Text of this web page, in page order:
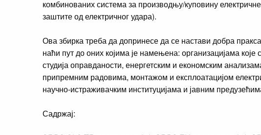
комбинованих система за производњу/куповину
заштите од електричног удара).
Ова збирка треба да допринесе да се настави добра
наћи пут до оних којима је намењена: организацијама
студија оправданости, енергетским и економским
припремним радовима, монтажом и експлоатацијом
научно-истраживачким институцијама и јавним
Садржај: